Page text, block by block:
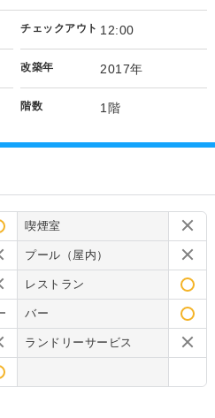
チェックアウト 12:00
改築年 2017年
階数 1階
喫煙室
プール（屋内）
レストラン
バー
ランドリーサービス